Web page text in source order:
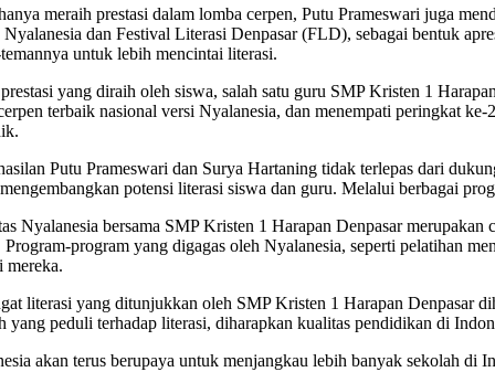
meraih prestasi dalam lomba cerpen, Putu Prameswari juga
Nyalanesia dan Festival Literasi Denpasar (FLD), sebagai bentuk
untuk lebih mencintai literasi.
yang diraih oleh siswa, salah satu guru SMP Kristen 1
terbaik nasional versi Nyalanesia, dan menempati peringkat
Putu Prameswari dan Surya Hartaning tidak terlepas dari
potensi literasi siswa dan guru. Melalui berbagai
Nyalanesia bersama SMP Kristen 1 Harapan Denpasar
program yang digagas oleh Nyalanesia, seperti pelatihan
mereka.
literasi yang ditunjukkan oleh SMP Kristen 1 Harapan Denpasar
yang peduli terhadap literasi, diharapkan kualitas pendidikan di
akan terus berupaya untuk menjangkau lebih banyak sekolah di